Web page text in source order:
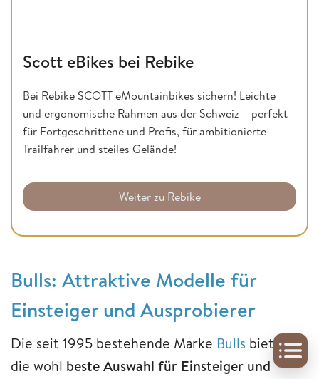
Scott eBikes bei Rebike
Bei Rebike SCOTT eMountainbikes sichern! Leichte
und ergonomische Rahmen aus der Schweiz – perfekt
für Fortgeschrittene und Profis, für ambitionierte
Trailfahrer und steiles Gelände!
Weiter zu Rebike
Bulls: Attraktive Modelle für
Einsteiger und Ausprobierer
Die seit 1995 bestehende Marke Bulls bietet
die wohl beste Auswahl für Einsteiger und